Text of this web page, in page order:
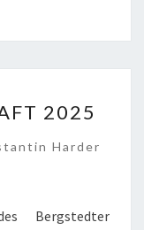
2025
Harder
Bergstedter